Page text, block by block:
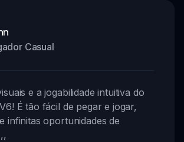
Casual
e a jogabilidade intuitiva do
É tão fácil de pegar e jogar,
infinitas oportunidades de
,,